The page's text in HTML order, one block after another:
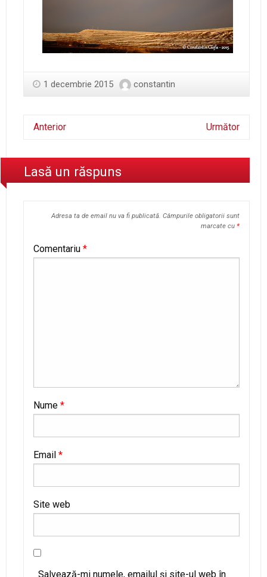
1 decembrie 2015 constantin
Anterior Următor
Lasă un răspuns
Adresa ta de email nu va fi publicată. Câmpurile obligatorii sunt
marcate cu *
Comentariu *
Nume *
Email *
Site web
Salvează-mi numele, emailul și site-ul web în